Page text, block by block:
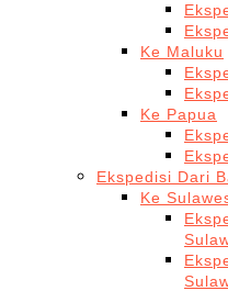
Ke Maluku
Ke Papua
Ekspedisi Dari
Ke